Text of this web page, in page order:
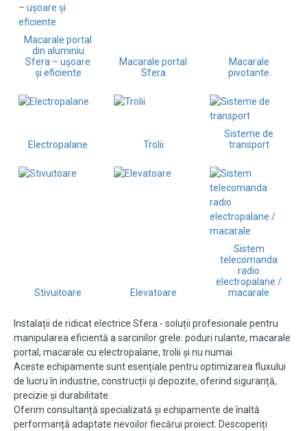
Instalații de ridicat electrice Sfera - soluții profesionale pentru
manipularea eficientă a sarcinilor grele: poduri rulante, macarale
portal, macarale cu electropalane, trolii și nu numai.
Aceste echipamente sunt esențiale pentru optimizarea fluxului
de lucru în industrie, construcții și depozite, oferind siguranță,
precizie și durabilitate.
Oferim consultanță specializată și echipamente de înaltă
performanță adaptate nevoilor fiecărui proiect. Descoperiți
Macarale portal
din aluminiu
Sfera – ușoare
și eficiente
Macarale portal
Sfera
Macarale
pivotante
Electropalane Trolii
Sisteme de
transport
Stivuitoare Elevatoare
Sistem
telecomanda
radio
electropalane /
macarale